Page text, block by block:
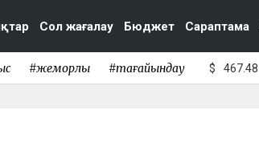
Сол жағалау Бюджет Сараптама
#жемқорлық #тағайындау $ 467.48